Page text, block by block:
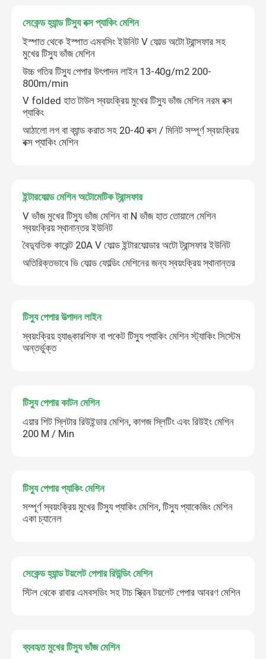
টিস্যু পেপার কাটন মেশিন
টিস্যু পেপার প্যাকিং মেশিন
সেকেন্ড হ্যান্ড টয়লেট পেপার রিউন্ডিং মেশিন
ব্যবহৃত মুখের টিস্যু ভাঁজ মেশিন
ব্যবহৃত ফেসিয়াল টিস্যু লগ সিও মেশিন
ব্যবহৃত টয়লেট পেপার বান্ডেল প্যাকিং মেশিন
সেকেন্ড হ্যান্ড টিস্যু বক্স প্যাকিং মেশিন
সেকেন্ড হ্যান্ড টিস্যু বক্স প্যাকিং মেশিন
ইস্পাত থেকে ইস্পাত এমবসিং ইউনিট V ফোল্ড অটো ট্রান্সফার সহ
মুখের টিস্যু ভাঁজ মেশিন
উচ্চ গতির টিস্যু পেপার উৎপাদন লাইন 13-40g/m2 200-
800m/min
V folded হাত টাউল স্বয়ংক্রিয় মুখের টিস্যু ভাঁজ মেশিন নরম বক্স
প্যাকিং
আঠালো লগ বা ব্যান্ড করাত সহ 20-40 বক্স / মিনিট সম্পূর্ণ স্বয়ংক্রিয়
বক্স প্যাকিং মেশিন
ইন্টারফোল্ড মেশিন অটোমেটিক ট্রান্সফার
V ভাঁজ মুখের টিস্যু ভাঁজ মেশিন বা N ভাঁজ হাত তোয়ালে মেশিন
স্বয়ংক্রিয় স্থানান্তর ইউনিট
বৈদ্যুতিক কারেন্ট 20A V ফোল্ড ইন্টারফোল্ডার অটো ট্রান্সফার ইউনিট
অতিরিক্তভাবে ভি ফোল্ড ফোল্ডিং মেশিনের জন্য স্বয়ংক্রিয় স্থানান্তর
টিস্যু পেপার উত্পাদন লাইন
স্বয়ংক্রিয় হ্যাঙ্কারশিফ বা পকেট টিস্যু প্যাকিং মেশিন স্ট্যাকিং সিস্টেম
অন্তর্ভুক্ত
টিস্যু পেপার কাটন মেশিন
এয়ার শিট স্লিটার রিউইন্ডার মেশিন, কাগজ স্লিটিং এবং রিউইং মেশিন
200 M / Min
টিস্যু পেপার প্যাকিং মেশিন
সম্পূর্ণ স্বয়ংক্রিয় মুখের টিস্যু প্যাকিং মেশিন, টিস্যু প্যাকেজিং মেশিন
একা চ্যানেল
সেকেন্ড হ্যান্ড টয়লেট পেপার রিউন্ডিং মেশিন
স্টিল থেকে রাবার এমবসডিং সহ টাচ স্ক্রিন টয়লেট পেপার আবরণ মেশিন
ব্যবহৃত মুখের টিস্যু ভাঁজ মেশিন